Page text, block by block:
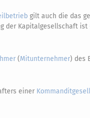
gilt auch die das
der Kapitalgesellschaft ist
(Mitunternehmer) des
einer